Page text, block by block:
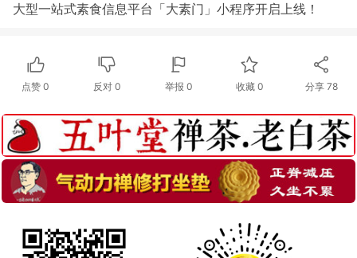
大型一站式素食信息平台「大素门」小程序开启上线！
点赞0 反对 0 举报 0 收藏 0 分享 78